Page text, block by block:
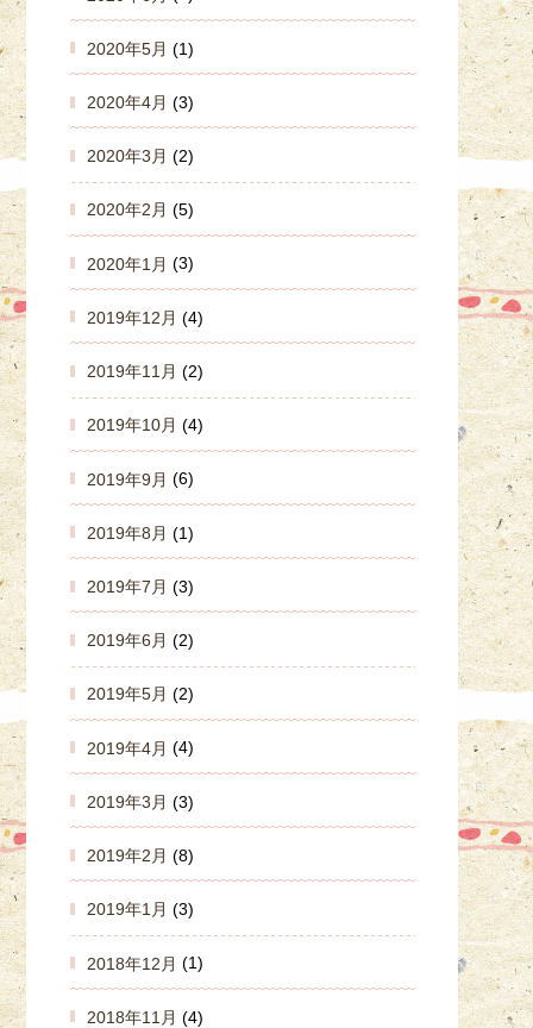
2020年5月 (1)
2020年4月 (3)
2020年3月 (2)
2020年2月 (5)
2020年1月 (3)
2019年12月 (4)
2019年11月 (2)
2019年10月 (4)
2019年9月 (6)
2019年8月 (1)
2019年7月 (3)
2019年6月 (2)
2019年5月 (2)
2019年4月 (4)
2019年3月 (3)
2019年2月 (8)
2019年1月 (3)
2018年12月 (1)
2018年11月 (4)